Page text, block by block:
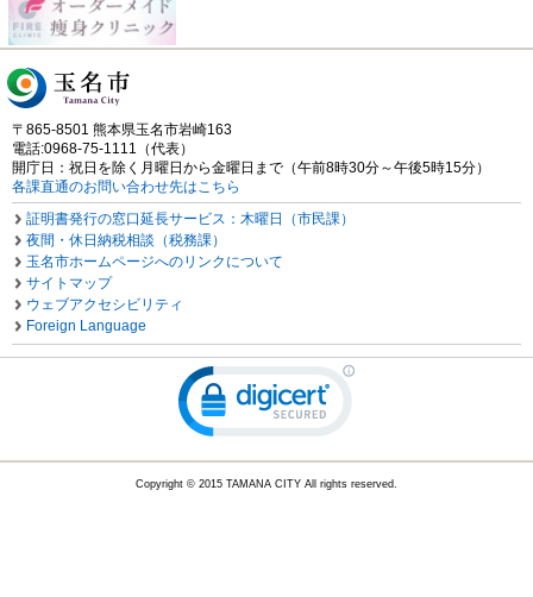
〒865-8501 熊本県玉名市岩崎163
電話:0968-75-1111（代表）
開庁日：祝日を除く月曜日から金曜日まで（午前8時30分～午後5時15分）
各課直通のお問い合わせ先はこちら
証明書発行の窓口延長サービス：木曜日（市民課）
夜間・休日納税相談（税務課）
玉名市ホームページへのリンクについて
サイトマップ
ウェブアクセシビリティ
Foreign Language
Copyright © 2015 TAMANA CITY All rights reserved.